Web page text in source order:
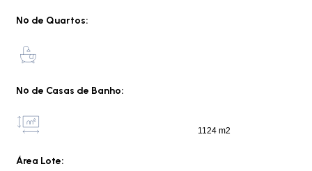
Nº de Quartos:
Nº de Casas de Banho:
Área Lote:
1124 m2